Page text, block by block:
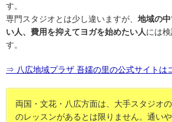
す。
専門スタジオとは少し違いますが、 地域の
い人、費用を抑えてヨガを始めたい人には
す。
⇒ 八広地域プラザ 吾嬬の里の公式サイトは
両国・文花・八広方面は、大手スタジオ
のレッスンがあるとは限りません。通いや